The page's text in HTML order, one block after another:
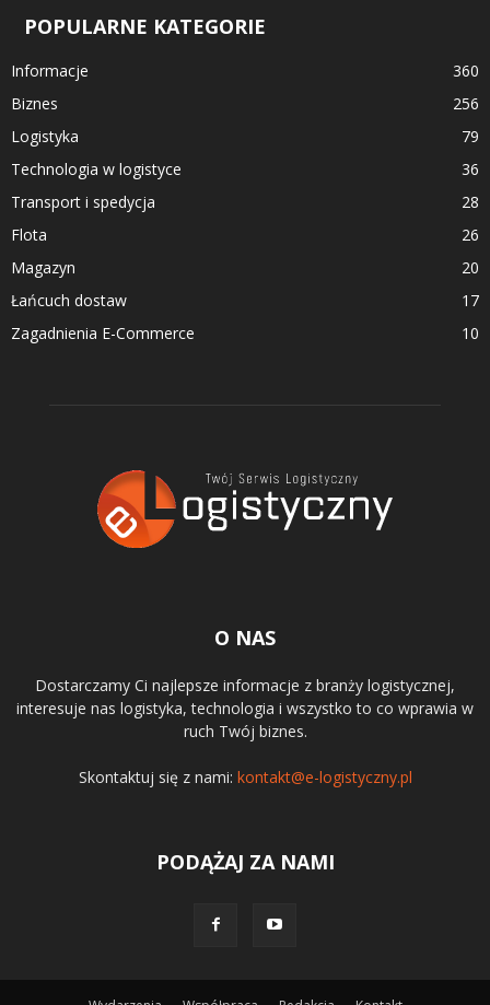
POPULARNE KATEGORIE
Informacje
360
Biznes
256
Logistyka
79
Technologia w logistyce
36
Transport i spedycja
28
Flota
26
Magazyn
20
Łańcuch dostaw
17
Zagadnienia E-Commerce
10
O NAS
Dostarczamy Ci najlepsze informacje z branży logistycznej,
interesuje nas logistyka, technologia i wszystko to co wprawia w
ruch Twój biznes.
Skontaktuj się z nami: kontakt@e-logistyczny.pl
PODĄŻAJ ZA NAMI